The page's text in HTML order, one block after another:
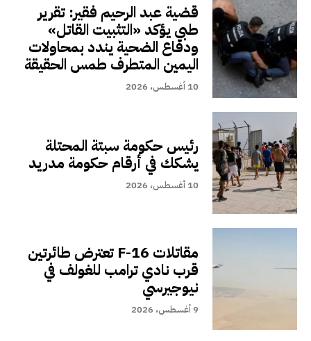
قضية عبد الرحيم فقير: تقرير
طبي يؤكد «التثبيت القاتل»
ودفاع الضحية يندد بمحاولات
اليمين المتطرف طمس الحقيقة
10 أغسطس، 2026
رئيس حكومة سبتة المحتلة
يشكك في أرقام حكومة مدريد
10 أغسطس، 2026
مقاتلات F-16 تعترض طائرتين
قرب نادي ترامب للغولف في
نيوجيرسي
9 أغسطس، 2026